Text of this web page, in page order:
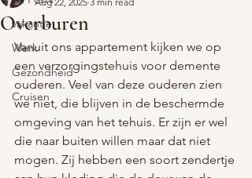
vakantie
Werk
Gezondheid
Cruisen
Overburen
Vanuit ons appartement kijken we op
een verzorgingstehuis voor demente
ouderen. Veel van deze ouderen zien
we niet, die blijven in de beschermde
omgeving van het tehuis. Er zijn er wel
die naar buiten willen maar dat niet
mogen. Zij hebben een soort zendertje